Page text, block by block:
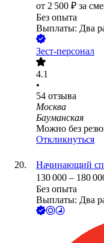
от 2 500 ₽ за
Без опыта
Выплаты: Два
Зест-персонал
4.1
•
54 отзыва
Москва
Бауманская
Можно без
Откликнуться
Начинающий
130 000 – 180
Без опыта
Выплаты: Два